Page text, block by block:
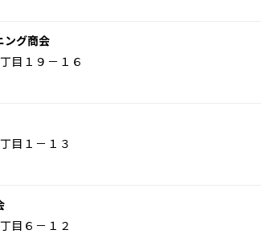
ング商会
目１９－１６
目１－１３
目６－１２